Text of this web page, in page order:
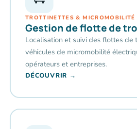
TROTTINETTES & MICROMOBILITÉ
Gestion de flotte de
Localisation et suivi des flottes de
véhicules de micromobilité
opérateurs et entreprises.
DÉCOUVRIR →